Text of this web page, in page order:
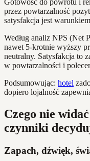
Gotowość do powrotu i
przez powtarzalność
satysfakcja jest
Według analiz NPS (Net
nawet 5-krotnie wyższy
neutralny. Satysfakcja to
w powtarzalności i
Podsumowując: hotel
dopiero lojalność
Czego nie
czynniki
Zapach, dźwięk,